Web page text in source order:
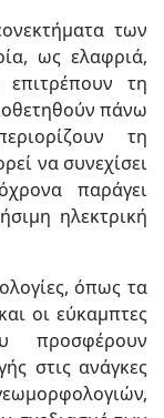
των
ως ελαφριά,
τη
πάνω
τη
να συνεχίσει
παράγει
ηλεκτρική
όπως τα
οι εύκαμπτες
προσφέρουν
στις ανάγκες